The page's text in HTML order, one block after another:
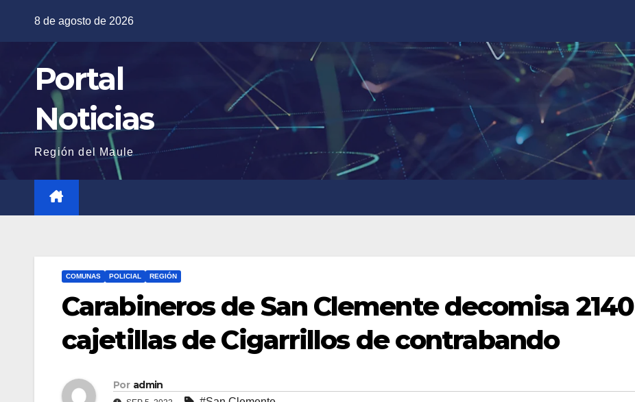
contenido
8 de agosto de 2026
Portal
Noticias
Región del Maule
COMUNAS POLICIAL REGIÓN
Carabineros de San Clemente decomisa 2140
cajetillas de Cigarrillos de contrabando
Por admin